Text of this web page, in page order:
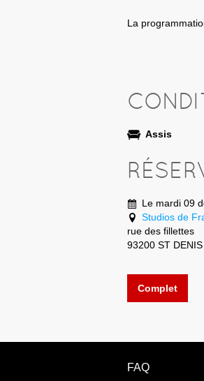
La
Assis
Le mardi 09
Studios de
rue des fillettes
93200 ST DENIS
Complet
FAQ